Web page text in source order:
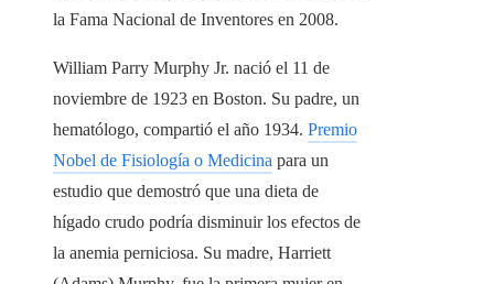
la Fama Nacional de Inventores en 2008.
William Parry Murphy Jr. nació el 11 de
noviembre de 1923 en Boston. Su padre, un
hematólogo, compartió el año 1934. Premio
Nobel de Fisiología o Medicina para un
estudio que demostró que una dieta de
hígado crudo podría disminuir los efectos de
la anemia perniciosa. Su madre, Harriett